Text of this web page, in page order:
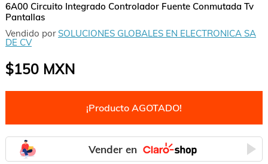
6A00 Circuito Integrado Controlador Fuente Conmutada Tv
Pantallas
Vendido por SOLUCIONES GLOBALES EN ELECTRONICA SA
DE CV
$150MXN
¡Producto AGOTADO!
Vender en